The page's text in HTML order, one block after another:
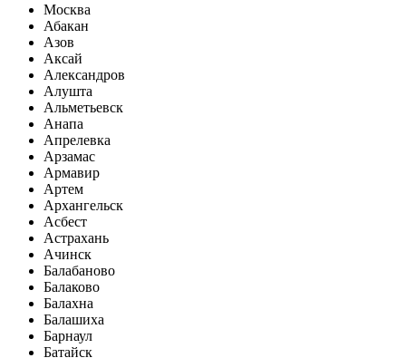
Москва
Абакан
Азов
Аксай
Александров
Алушта
Альметьевск
Анапа
Апрелевка
Арзамас
Армавир
Артем
Архангельск
Асбест
Астрахань
Ачинск
Балабаново
Балаково
Балахна
Балашиха
Барнаул
Батайск